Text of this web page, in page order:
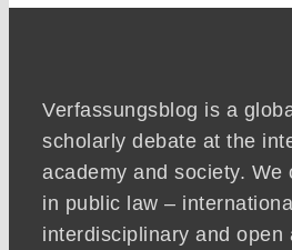
Verfassungsblog is a
scholarly debate at the
academy and society. We
in public law –
interdisciplinary and open